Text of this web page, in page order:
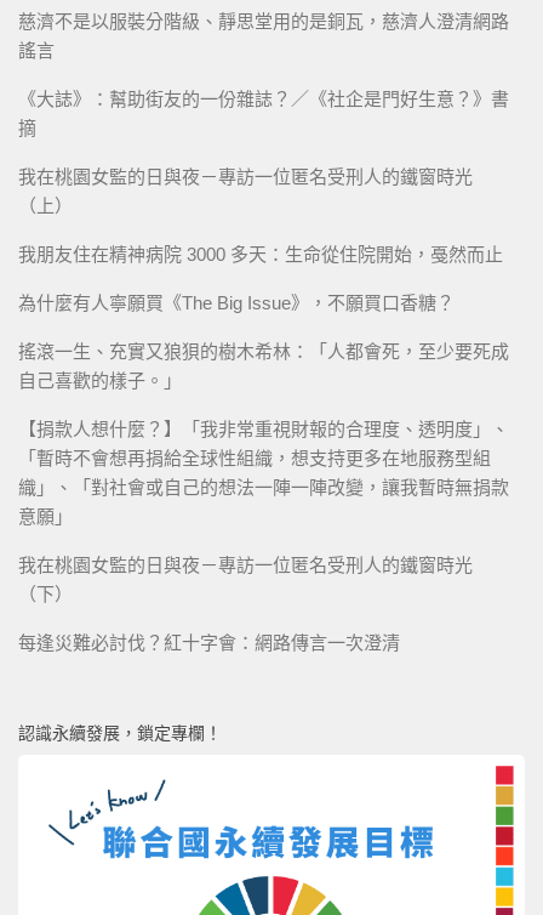
慈濟不是以服裝分階級、靜思堂用的是銅瓦，慈濟人澄清網路
謠言
《大誌》：幫助街友的一份雜誌？／《社企是門好生意？》書
摘
我在桃園女監的日與夜－專訪一位匿名受刑人的鐵窗時光
（上）
我朋友住在精神病院 3000 多天：生命從住院開始，戞然而止
為什麼有人寧願買《The Big Issue》，不願買口香糖？
搖滾一生、充實又狼狽的樹木希林：「人都會死，至少要死成
自己喜歡的樣子。」
【捐款人想什麼？】「我非常重視財報的合理度、透明度」、
「暫時不會想再捐給全球性組織，想支持更多在地服務型組
織」、「對社會或自己的想法一陣一陣改變，讓我暫時無捐款
意願」
我在桃園女監的日與夜－專訪一位匿名受刑人的鐵窗時光
（下）
每逢災難必討伐？紅十字會：網路傳言一次澄清
認識永續發展，鎖定專欄！